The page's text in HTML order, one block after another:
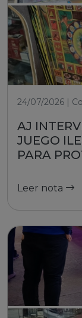
24/07/2026 |
AJ
JUEGO
PARA
Leer nota